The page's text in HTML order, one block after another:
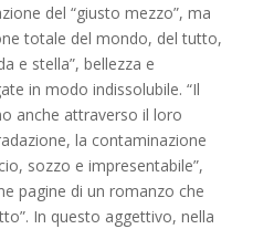
del “giusto mezzo”, ma
totale del mondo, del tutto,
e stella”, bellezza e
in modo indissolubile. “Il
anche attraverso il loro
la contaminazione
sozzo e impresentabile”,
pagine di un romanzo che
In questo aggettivo, nella